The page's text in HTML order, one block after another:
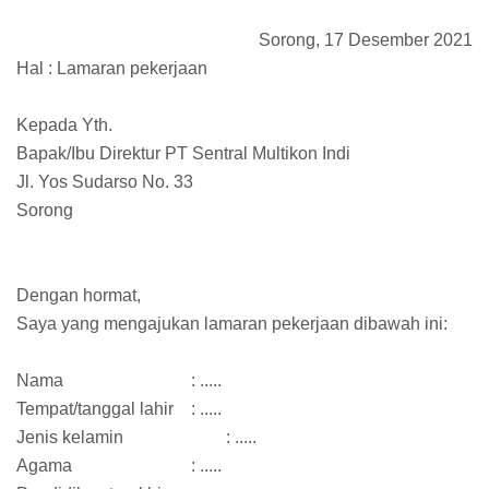
Sorong, 17 Desember 2021
Hal : Lamaran pekerjaan
Kepada Yth.
Bapak/Ibu Direktur PT Sentral Multikon Indi
Jl. Yos Sudarso No. 33
Sorong
Dengan hormat,
Saya yang mengajukan lamaran pekerjaan dibawah ini:
Nama
: .....
Tempat/tanggal lahir
: .....
Jenis kelamin
: .....
Agama
: .....